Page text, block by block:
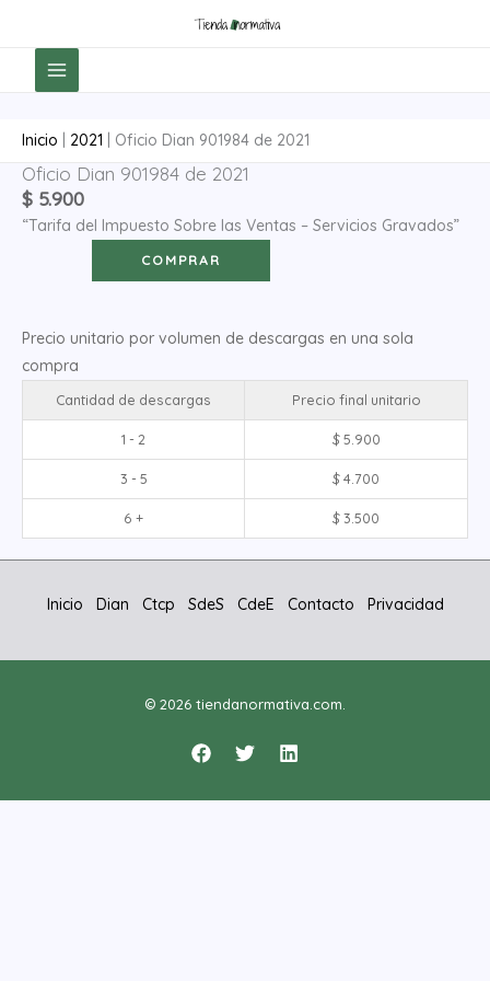
contenido
Inicio 2021 Oficio Dian 901984 de 2021
Oficio Dian 901984 de 2021
$ 5.900
“Tarifa del Impuesto Sobre las Ventas – Servicios Gravados”
Oficio
Dian
901984
COMPRAR
Precio unitario por volumen de descargas en una sola
compra
Cantidad de descargas Precio final unitario
1 - 2 $5.900
3 - 5 $4.700
6 + $3.500
Inicio Dian Ctcp SdeS CdeE Contacto Privacidad
© 2026 tiendanormativa.com.